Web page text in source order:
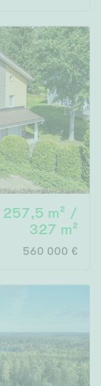
257,5 m² /
327 m²
560 000 €